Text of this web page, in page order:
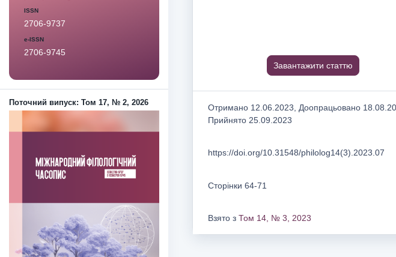
ISSN
2706-9737
e-ISSN
2706-9745
Поточний випуск: Том 17, № 2, 2026
Завантажити статтю
Отримано 12.06.2023, Доопрацьовано
Прийнято 25.09.2023
https://doi.org/10.31548/philolog14(3).2023.07
Сторінки 64-71
Взято з Том 14, № 3, 2023